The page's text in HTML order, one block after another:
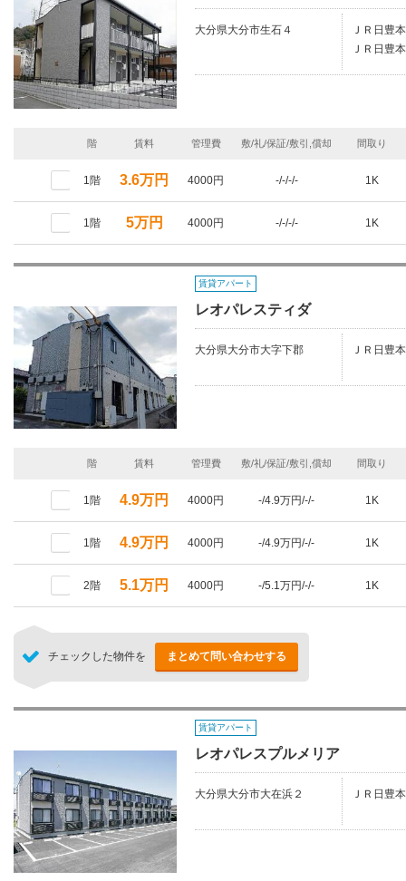
大分県大分市生石４
ＪＲ日豊
ＪＲ日豊
階 賃料 管理費 敷/礼/保証/敷引,償却 間取り
1階 3.6万円 4000円 -/-/-/- 1K
1階 5万円 4000円 -/-/-/- 1K
賃貸アパート
レオパレスティダ
大分県大分市大字下郡 ＪＲ日豊
階 賃料 管理費 敷/礼/保証/敷引,償却 間取り
1階 4.9万円 4000円 -/4.9万円/-/- 1K
1階 4.9万円 4000円 -/4.9万円/-/- 1K
2階 5.1万円 4000円 -/5.1万円/-/- 1K
チェックした物件を まとめて問い合わせする
賃貸アパート
レオパレスプルメリア
大分県大分市大在浜２ ＪＲ日豊